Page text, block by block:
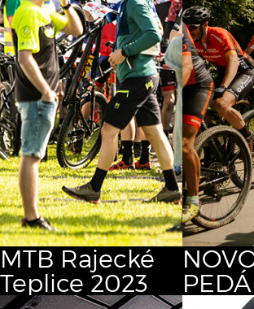
MTB Rajecké
Teplice 2023